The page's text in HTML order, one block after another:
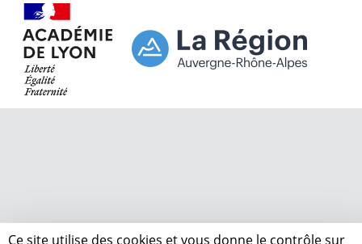
Ce site utilise des cookies et vous donne le contrôle sur